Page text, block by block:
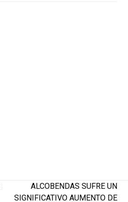
next
post:
ALCOBENDAS SUFRE UN
SIGNIFICATIVO AUMENTO DE